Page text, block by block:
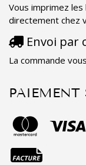
Vous imprimez
directement chez
Envoi par
La commande
PAIEMENT